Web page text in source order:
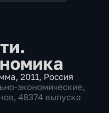
, 2011, Россия
экономические,
48374 выпуска